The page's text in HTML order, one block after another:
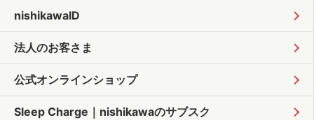
nishikawaID
法人のお客さま
公式オンラインショップ
Sleep Charge｜ nishikawaのサブスク